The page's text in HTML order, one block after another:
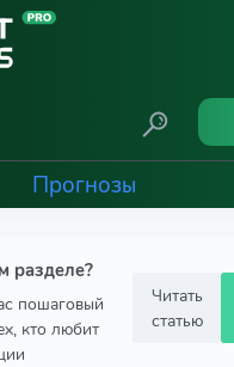
Прогнозы
разделе?
пошаговый
кто любит
Читать
статью